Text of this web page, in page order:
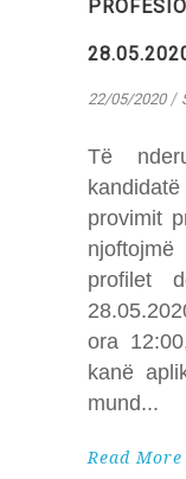
22/05/2020
Të
provimit
profilet
ora
kanë
mund
Read More